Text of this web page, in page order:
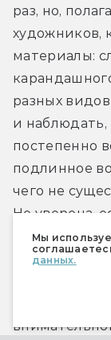
Мы
данных.
раз, но,
художников,
материалы:
разных
и
постепенно
подлинное
чего не
Не уверена,